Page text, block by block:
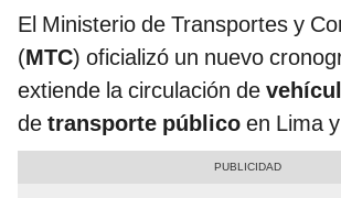
El Ministerio de Transportes y
(MTC) oficializó un nuevo
extiende la circulación de
de transporte público en Lima